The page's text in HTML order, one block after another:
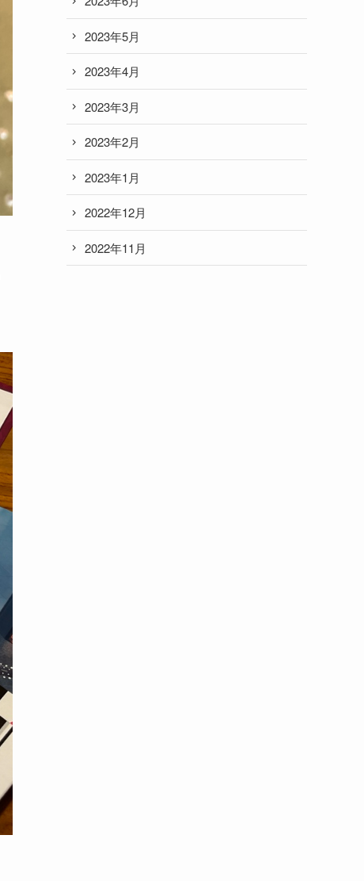
2023年5月
2023年4月
2023年3月
2023年2月
2023年1月
2022年12月
2022年11月